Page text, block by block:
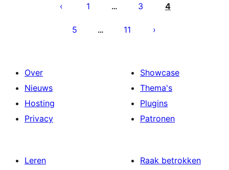
paginering
1 … 3 4
5 … 11
Over
Nieuws
Hosting
Privacy
Showcase
Thema's
Plugins
Patronen
Leren
Raak betrokken